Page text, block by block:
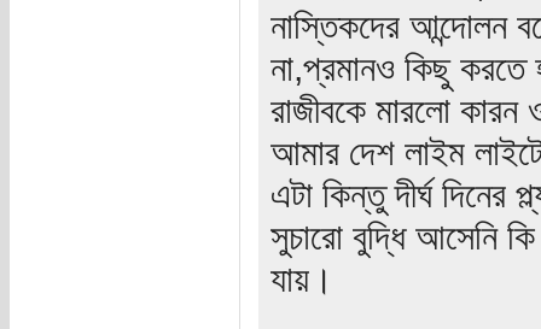
নাস্তিকদের আন্দোলন
না,প্রমানও কিছু
রাজীবকে মারলো কারন
আমার দেশ লাইম
এটা কিন্তু দীর্ঘ
সুচারো বুদ্ধি আসেনি
যায়।